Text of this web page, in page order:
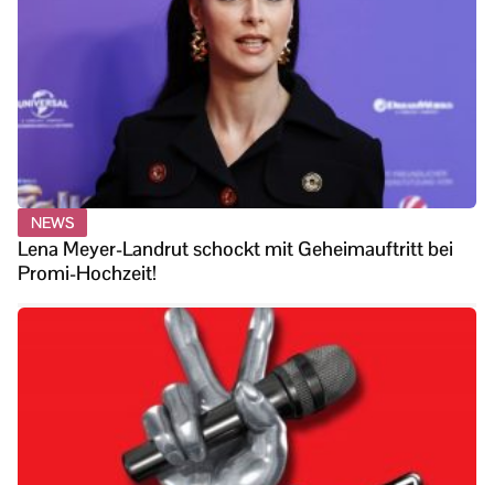
NEWS
Lena Meyer-Landrut schockt mit Geheimauftritt bei
Promi-Hochzeit!